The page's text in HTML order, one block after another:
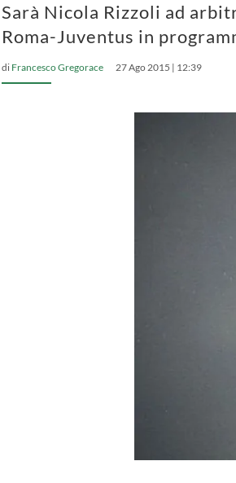
Sarà Nicola Rizzoli ad
Roma-Juventus in
di Francesco Gregorace 27 Ago 2015 | 12:39